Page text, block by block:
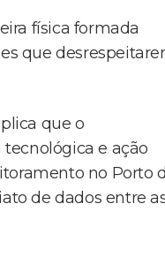
física formada
que
que o
e ação
no Porto
de dados entre